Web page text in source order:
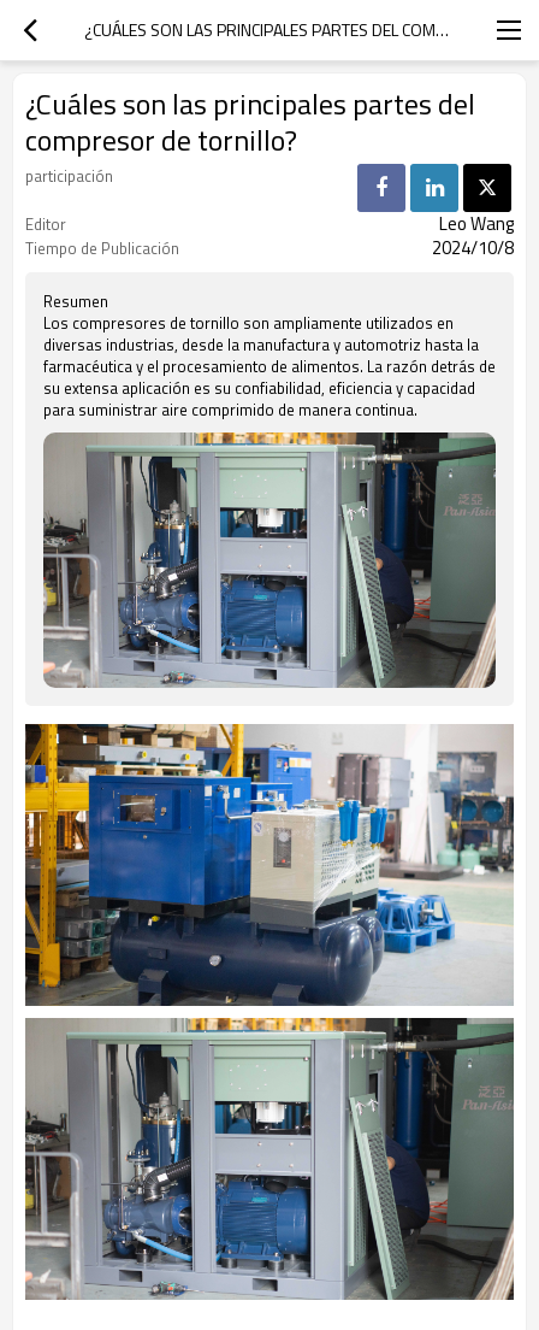
¿CUÁLES SON LAS PRINCIPALES PARTES DEL COMPRESOR DE TORNILLO?
¿Cuáles son las principales partes del
compresor de tornillo?
participación
Editor
Leo Wang
Tiempo de Publicación 2024/10/8
Resumen
Los compresores de tornillo son ampliamente utilizados en
diversas industrias, desde la manufactura y automotriz hasta la
farmacéutica y el procesamiento de alimentos. La razón detrás de
su extensa aplicación es su confiabilidad, eficiencia y capacidad
para suministrar aire comprimido de manera continua.